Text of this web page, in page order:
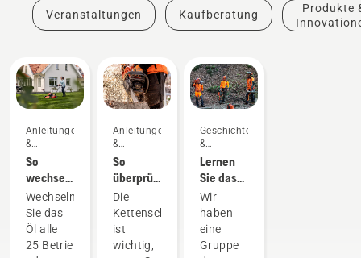
Veranstaltungen Kaufberatung
Produkte
Anleitungen
&
Leitfäden
So
wechseln
Sie das
Öl Ihres
Husqvarna
Rasenmähers
Wechseln
Sie das
Öl alle
25 Betriebsstunden
Anleitungen
&
Leitfäden
So
überprüfen
Sie, dass
die
Kettenschmierung
Ihrer
Die
Kettenschmierung
ist
wichtig,
Geschichten
&
Inspiration
Lernen
Sie das
Husqvarna
H-Team
kennen –
unsere
Wir
haben
eine
Gruppe